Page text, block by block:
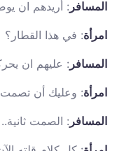
المسافر : أريدهم ان
امرأة: في هذا القطار؟
المسافر : عليهم ان
امرأة: وعليك أن
المسافر : الصمت ثانية..